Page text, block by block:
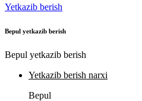
Yetkazib berish
Bepul yetkazib berish
Bepul yetkazib berish
Yetkazib berish narxi
Bepul